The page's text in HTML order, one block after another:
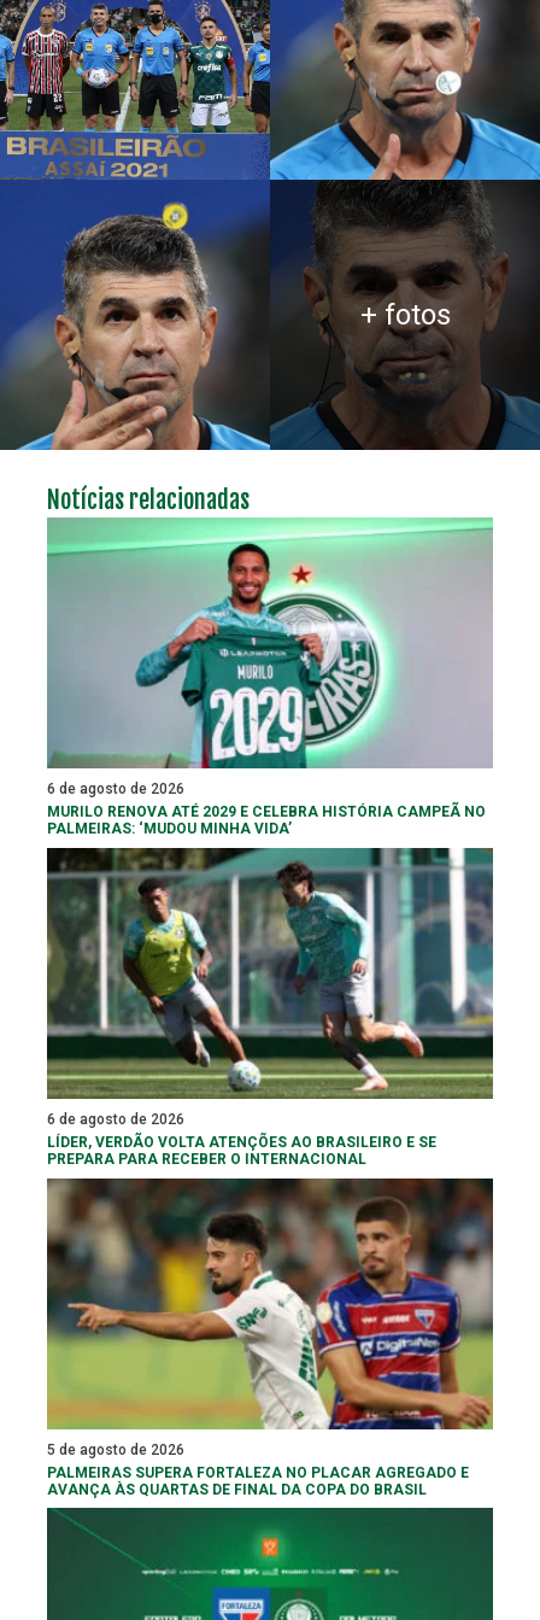
+ fotos
Notícias relacionadas
6 de agosto de 2026
MURILO RENOVA ATÉ 2029 E CELEBRA HISTÓRIA CAMPEÃ NO
PALMEIRAS: ‘MUDOU MINHA VIDA’
6 de agosto de 2026
LÍDER, VERDÃO VOLTA ATENÇÕES AO BRASILEIRO E SE
PREPARA PARA RECEBER O INTERNACIONAL
5 de agosto de 2026
PALMEIRAS SUPERA FORTALEZA NO PLACAR AGREGADO E
AVANÇA ÀS QUARTAS DE FINAL DA COPA DO BRASIL